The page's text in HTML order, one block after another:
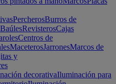
PercherosBurros de
BaúlesRevisterosCajas
Centros de
MaceterosJarronesMarcos de
y
decorativaIluminación para